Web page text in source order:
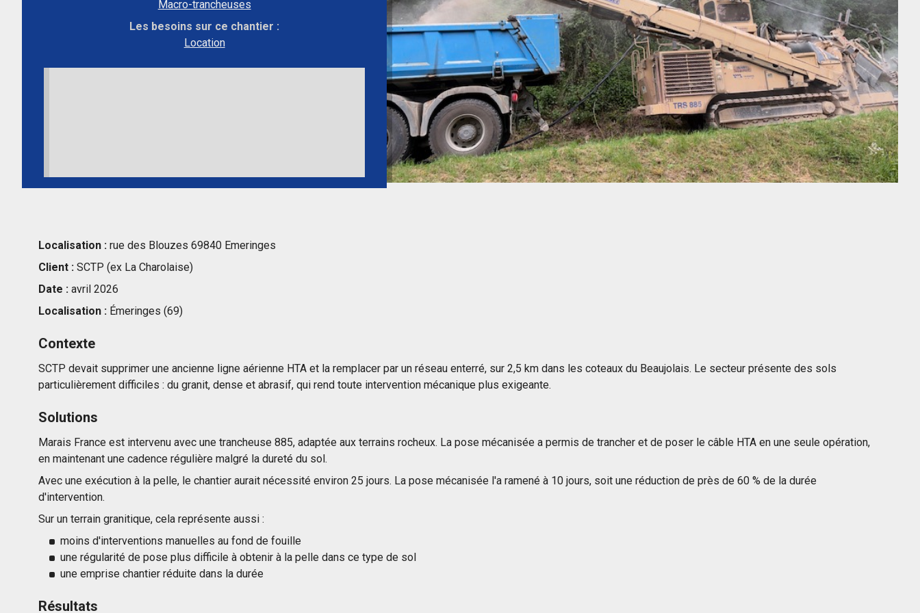
Macro-trancheuses
Les besoins sur ce chantier :
Location
Localisation : rue des Blouzes 69840 Emeringes
Client : SCTP (ex La Charolaise)
Date : avril 2026
Localisation : Émeringes (69)
Contexte
SCTP devait supprimer une ancienne ligne aérienne HTA et la remplacer par un réseau enterré, sur 2,5 km dans les coteaux du Beaujolais. Le secteur présente des sols
particulièrement difficiles : du granit, dense et abrasif, qui rend toute intervention mécanique plus exigeante.
Solutions
Marais France est intervenu avec une trancheuse 885, adaptée aux terrains rocheux. La pose mécanisée a permis de trancher et de poser le câble HTA en une seule opération,
en maintenant une cadence régulière malgré la dureté du sol.
Avec une exécution à la pelle, le chantier aurait nécessité environ 25 jours. La pose mécanisée l'a ramené à 10 jours, soit une réduction de près de 60 % de la durée
d'intervention.
Sur un terrain granitique, cela représente aussi :
moins d'interventions manuelles au fond de fouille
une régularité de pose plus difficile à obtenir à la pelle dans ce type de sol
une emprise chantier réduite dans la durée
Résultats